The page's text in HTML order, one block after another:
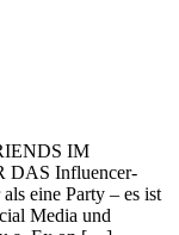
IM
Influencer-
eine Party – es ist
Media und